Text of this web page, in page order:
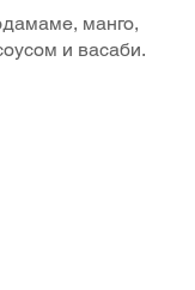
манго,
и васаби.